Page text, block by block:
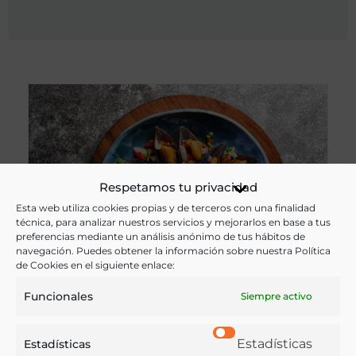
Respetamos tu privacidad
Esta web utiliza cookies propias y de terceros con una finalidad
técnica, para analizar nuestros servicios y mejorarlos en base a tus
preferencias mediante un análisis anónimo de tus hábitos de
navegación. Puedes obtener la información sobre nuestra Política
de Cookies en el siguiente enlace:
Funcionales Siempre activo
Estadísticas Estadísticas
Mejillones a la vinagreta